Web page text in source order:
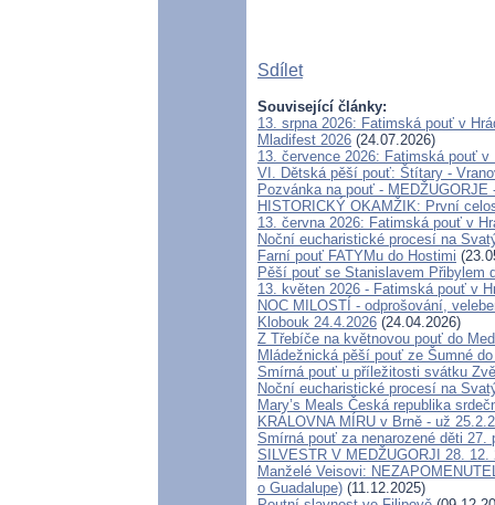
Sdílet
Související články:
13. srpna 2026: Fatimská pouť v
Mladifest 2026 (24.07.2026)
13. července 2026: Fatimská pouť v
VI. Dětská pěší pouť: Štítary -
Pozvánka na pouť -
HISTORICKÝ OKAMŽIK: První
13. června 2026: Fatimská pouť v
Noční eucharistické procesí na
Farní pouť FATYMu do Hostimi
Pěší pouť se Stanislavem Přibylem
13. květen 2026 - Fatimská pouť v
NOC MILOSTÍ - odprošování,
Klobouk 24.4.2026 (24.04.2026)
Z Třebíče na květnovou pouť do
Mládežnická pěší pouť ze Šumné
Smírná pouť u příležitosti svátku
Noční eucharistické procesí na
Mary’s Meals Česká republika
KRÁLOVNA MÍRU v Brně - už
Smírná pouť za nenarozené děti
SILVESTR V MEDŽUGORJI 28.
Manželé Veisovi:
o Guadalupe) (11.12.2025)